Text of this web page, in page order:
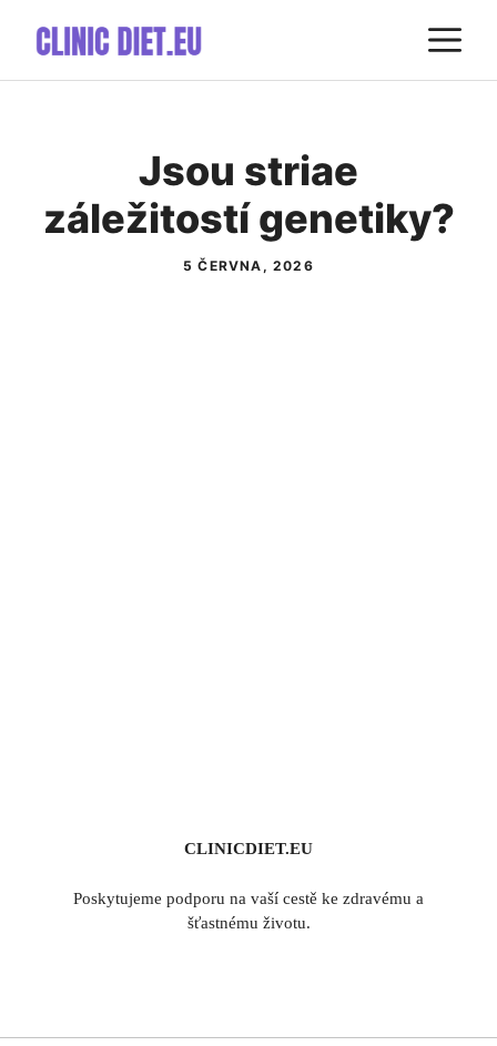
obsah
Jsou striae
záležitostí genetiky?
5 ČERVNA, 2026
CLINICDIET.EU
Poskytujeme podporu na vaší cestě ke zdravému a
šťastnému životu.